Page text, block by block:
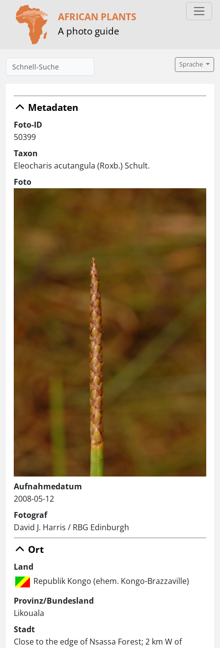
AFRICAN PLANTS
A photo guide
Sprache
Metadaten
Foto-ID
50399
Taxon
Eleocharis acutangula (Roxb.) Schult.
Foto
Aufnahmedatum
2008-05-12
Fotograf
David J. Harris / RBG Edinburgh
Ort
Land
Republik Kongo (ehem. Kongo-Brazzaville)
Provinz/Bundesland
Likouala
Stadt
Close to the edge of Nsassa Forest; 2 km W of